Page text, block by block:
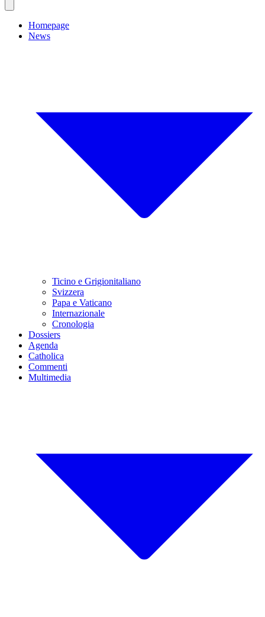
Homepage
News
Ticino e Grigionitaliano
Svizzera
Papa e Vaticano
Internazionale
Cronologia
Dossiers
Agenda
Catholica
Commenti
Multimedia